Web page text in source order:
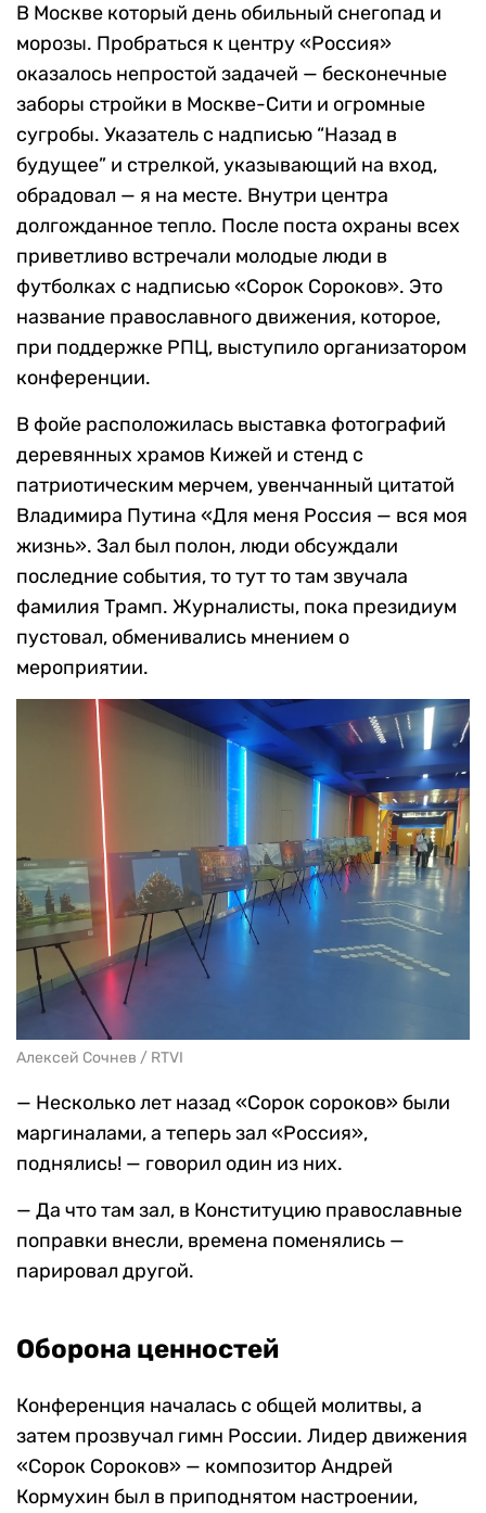
В Москве который день обильный снегопад и
морозы. Пробраться к центру «Россия»
оказалось непростой задачей — бесконечные
заборы стройки в Москве-Сити и огромные
сугробы. Указатель с надписью “Назад в
будущее” и стрелкой, указывающий на вход,
обрадовал — я на месте. Внутри центра
долгожданное тепло. После поста охраны всех
приветливо встречали молодые люди в
футболках с надписью «Сорок Сороков». Это
название православного движения, которое,
при поддержке РПЦ, выступило организатором
конференции.
В фойе расположилась выставка фотографий
деревянных храмов Кижей и стенд с
патриотическим мерчем, увенчанный цитатой
Владимира Путина «Для меня Россия — вся моя
жизнь». Зал был полон, люди обсуждали
последние события, то тут то там звучала
фамилия Трамп. Журналисты, пока президиум
пустовал, обменивались мнением о
мероприятии.
Алексей Сочнев / RTVI
— Несколько лет назад «Сорок сороков» были
маргиналами, а теперь зал «Россия»,
поднялись! — говорил один из них.
— Да что там зал, в Конституцию православные
поправки внесли, времена поменялись —
парировал другой.
Оборона ценностей
Конференция началась с общей молитвы, а
затем прозвучал гимн России. Лидер движения
«Сорок Сороков» — композитор Андрей
Кормухин был в приподнятом настроении,